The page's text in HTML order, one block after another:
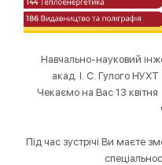
Навчально-науковий
акад. І. С. Гулого НУХТ
Чекаємо на Вас 13 квітня
Під час зустрічі Ви маєте